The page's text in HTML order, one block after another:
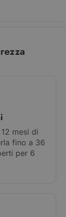
mesi di
fino a 36
per 6